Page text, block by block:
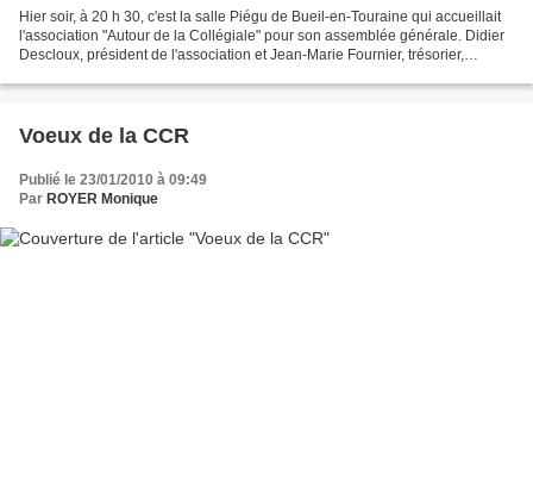
Hier soir, à 20 h 30, c'est la salle Piégu de Bueil-en-Touraine qui accueillait
l'association "Autour de la Collégiale" pour son assemblée générale. Didier
Descloux, président de l'association et Jean-Marie Fournier, trésorier,
Voeux de la CCR
Publié le 23/01/2010 à 09:49
Par ROYER Monique